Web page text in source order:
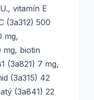
vitamín E
(3a312) 500
mg,
biotin
(3a821) 7 mg,
(3a315) 42
(3a841) 22